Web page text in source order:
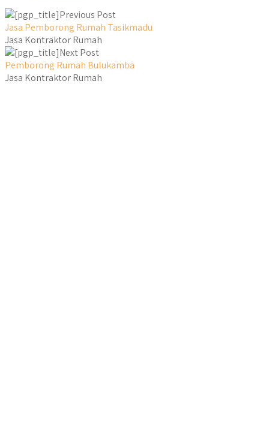
Previous Post
Jasa Pemborong Rumah Tasikmadu
Jasa Kontraktor Rumah
Next Post
Pemborong Rumah Bulukamba
Jasa Kontraktor Rumah